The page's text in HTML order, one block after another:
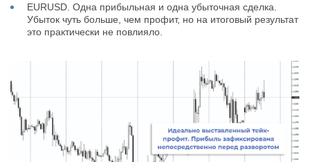
EURUSD. Одна прибыльная и одна убыточная сделка.
Убыток чуть больше, чем профит, но на итоговый результат
это практически не повлияло.